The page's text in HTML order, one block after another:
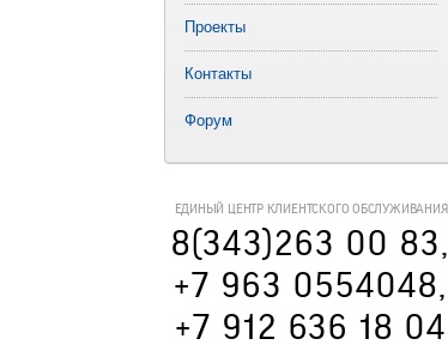
Проекты
Контакты
Форум
ЕДИНЫЙ ЦЕНТР КЛИЕНТСКОГО ОБСЛУЖИВАНИЯ
8(343)263 00 83,
+7 963 0554048,
+7 912 636 18 04